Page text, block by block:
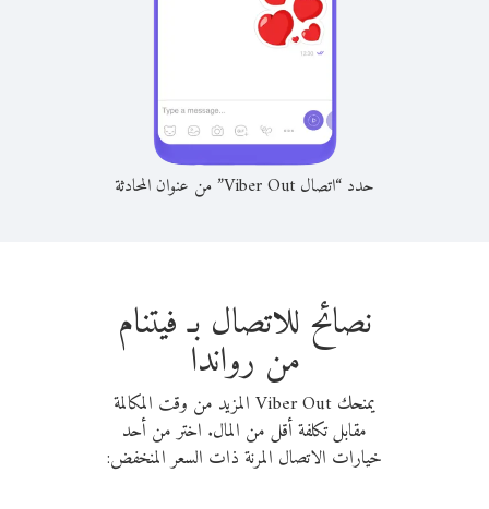
حدد “اتصال Viber Out” من عنوان المحادثة
نصائح للاتصال بـ فيتنام
من رواندا
يمنحك Viber Out المزيد من وقت المكالمة
مقابل تكلفة أقل من المال. اختر من أحد
خيارات الاتصال المرنة ذات السعر المنخفض: